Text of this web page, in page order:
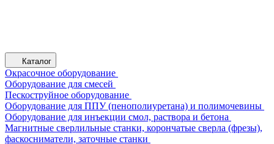
Каталог
Окрасочное оборудование
Оборудование для смесей
Пескоструйное оборудование
Оборудование для ППУ (пенополиуретана) и полимочевины
Оборудование для инъекции смол, раствора и бетона
Магнитные сверлильные станки, корончатые сверла (фрезы),
фаскосниматели, заточные станки